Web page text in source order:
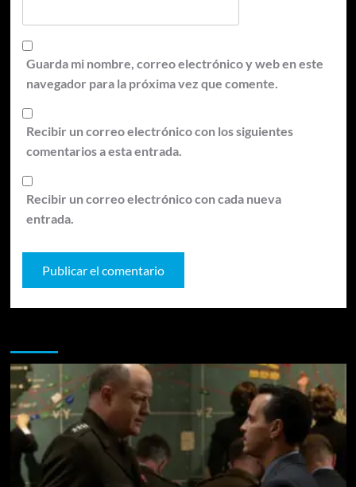
Guarda mi nombre, correo electrónico y web en este
navegador para la próxima vez que comente.
Recibir un correo electrónico con los siguientes
comentarios a esta entrada.
Recibir un correo electrónico con cada nueva
entrada.